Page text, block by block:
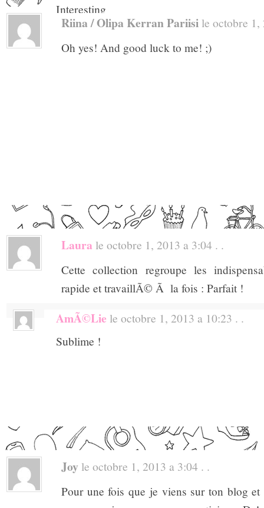
Interesting
Rosy
Laughter
Riina / Olipa Kerran Pariisi le octobre 1,
Oh yes! And good luck to me! ;)
Laura le octobre 1, 2013 a 3:04 . .
Cette collection regroupe les
rapide et travaillÃ© Ã la fois : Parfait !
AmÃ©lie le octobre 1, 2013 a 10:23 . .
Sublime !
Joy le octobre 1, 2013 a 3:04 . .
Pour une fois que je viens sur ton blog